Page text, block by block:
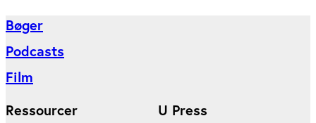
Bøger
Podcasts
Film
U Press
Ressourcer